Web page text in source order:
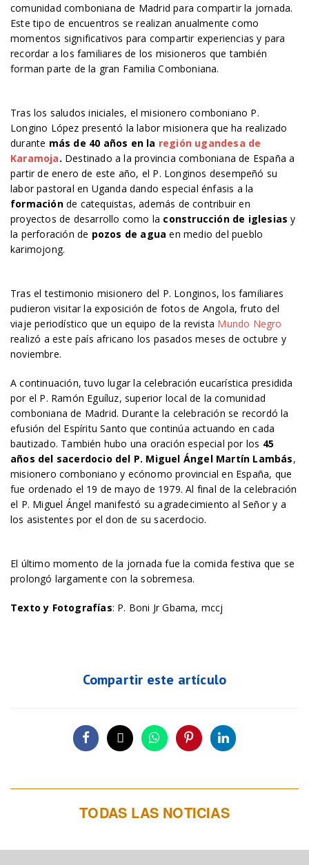
comunidad comboniana de Madrid para compartir la jornada.
Este tipo de encuentros se realizan anualmente como
momentos significativos para compartir experiencias y para
recordar a los familiares de los misioneros que también
forman parte de la gran Familia Comboniana.
Tras los saludos iniciales, el misionero comboniano P.
Longino López presentó la labor misionera que ha realizado
durante más de 40 años en la región ugandesa de
Karamoja. Destinado a la provincia comboniana de España a
partir de enero de este año, el P. Longinos desempeñó su
labor pastoral en Uganda dando especial énfasis a la
formaciónde catequistas, además de contribuir en
proyectos de desarrollo como la construcción de iglesias y
la perforación de pozos de agua en medio del pueblo
karimojong.
Tras el testimonio misionero del P. Longinos, los familiares
pudieron visitar la exposición de fotos de Angola, fruto del
viaje periodístico que un equipo de la revista Mundo Negro
realizó a este país africano los pasados meses de octubre y
noviembre.
A continuación, tuvo lugar la celebración eucarística presidida
por el P. Ramón Eguíluz, superior local de la comunidad
comboniana de Madrid. Durante la celebración se recordó la
efusión del Espíritu Santo que continúa actuando en cada
bautizado. También hubo una oración especial por los 45
años del sacerdocio del P. Miguel Ángel Martín Lambás,
misionero comboniano y ecónomo provincial en España, que
fue ordenado el 19 de mayo de 1979. Al final de la celebración
el P. Miguel Ángel manifestó su agradecimiento al Señor y a
los asistentes por el don de su sacerdocio.
El último momento de la jornada fue la comida festiva que se
prolongó largamente con la sobremesa.
Texto y Fotografías: P. Boni Jr Gbama, mccj
Compartir este artículo
TODAS LAS NOTICIAS